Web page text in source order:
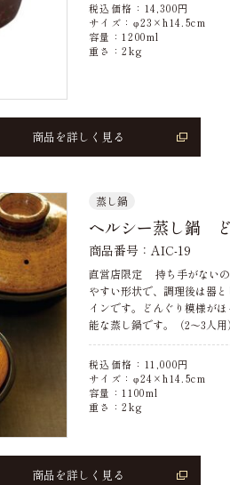
税込価格： 14,300円
サイズ：φ23×h14.5cm
容量：1200ml
重さ：2kg
商品を詳しく見る
蒸し鍋
ヘルシー蒸し鍋
商品番号：AIC-19
直営店限定 持ち手がないの
やすい形状で、調理後は器
インです。どんぐり模様が
能な蒸し鍋です。（2～3人用）
税込価格： 11,000円
サイズ：φ24×h14.5cm
容量：1100ml
重さ：2kg
商品を詳しく見る